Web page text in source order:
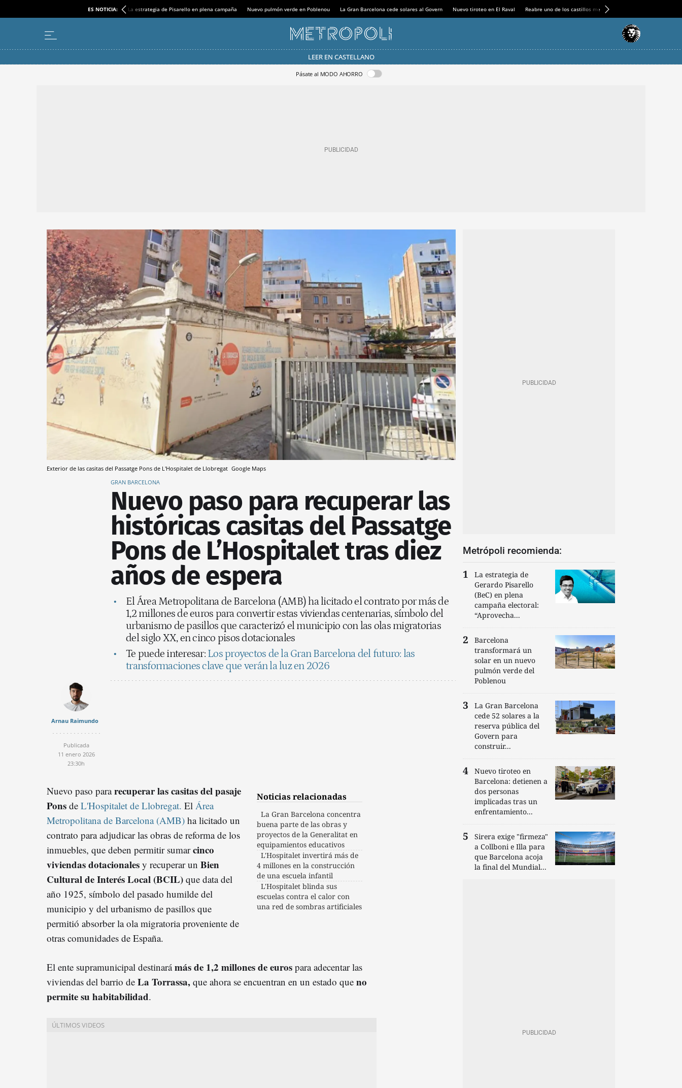
ES NOTICIA: La estrategia de Pisarello en plena campaña Nuevo pulmón verde en Poblenou La Gran Barcelona cede solares al Govern Nuevo tiroteo en El Raval Reabre uno de los castillos medievales más espectaculares
LEER EN CASTELLANO
Pásate al MODO AHORRO
Exterior de las casitas del Passatge Pons de L'Hospitalet de Llobregat Google Maps
GRAN BARCELONA
Nuevo paso para recuperar las
históricas casitas del Passatge
Pons de L’Hospitalet tras diez
años de espera
El Área Metropolitana de Barcelona (AMB) ha licitado el contrato por más de
1,2 millones de euros para convertir estas viviendas centenarias, símbolo del
urbanismo de pasillos que caracterizó el municipio con las olas migratorias
del siglo XX, en cinco pisos dotacionales
Te puede interesar: Los proyectos de la Gran Barcelona del futuro: las
transformaciones clave que verán la luz en 2026
Arnau Raimundo
Publicada
11 enero 2026
23:30h
Noticias relacionadas
La Gran Barcelona concentra
buena parte de las obras y
proyectos de la Generalitat en
equipamientos educativos
L'Hospitalet invertirá más de
4 millones en la construcción
de una escuela infantil
L'Hospitalet blinda sus
escuelas contra el calor con
una red de sombras artificiales
Nuevo paso pararecuperar las casitas del pasaje
Pons de L'Hospitalet de Llobregat. El Área
Metropolitana de Barcelona (AMB) ha licitado un
contrato para adjudicar las obras de reforma de los
inmuebles, que deben permitir sumarcinco
viviendas dotacionales y recuperar un Bien
Cultural de Interés Local (BCIL) que data del
año 1925, símbolo del pasado humilde del
municipio y del urbanismo de pasillos que
permitió absorber la ola migratoria proveniente de
otras comunidades de España.
El ente supramunicipal destinarámás de 1,2 millones de euros para adecentar las
viviendas del barrio de La Torrassa, que ahora se encuentran en un estado que no
permite su habitabilidad.
Metrópoli recomienda:
La estrategia de
Gerardo Pisarello
(BeC) en plena
campaña electoral:
“Aprovecha...
Barcelona
transformará un
solar en un nuevo
pulmón verde del
Poblenou
La Gran Barcelona
cede 52 solares a la
reserva pública del
Govern para
construir...
Nuevo tiroteo en
Barcelona: detienen a
dos personas
implicadas tras un
enfrentamiento...
Sirera exige "firmeza"
a Collboni e Illa para
que Barcelona acoja
la final del Mundial...